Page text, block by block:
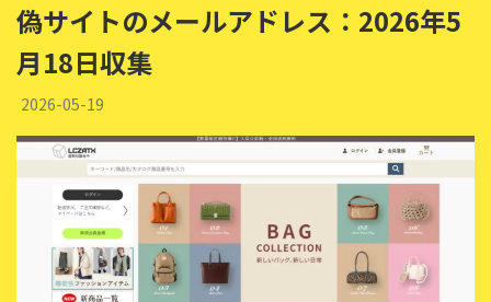
偽サイトのメールアドレス：2026年5
月18日収集
2026-05-19